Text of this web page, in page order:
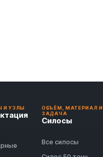
И УЗЛЫ
ОБЪЁМ, МАТЕРИАЛ И
ЗАДАЧА
Силосы
Все силосы